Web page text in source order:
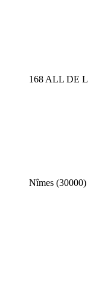
168 ALL DE L
Nîmes (30000)